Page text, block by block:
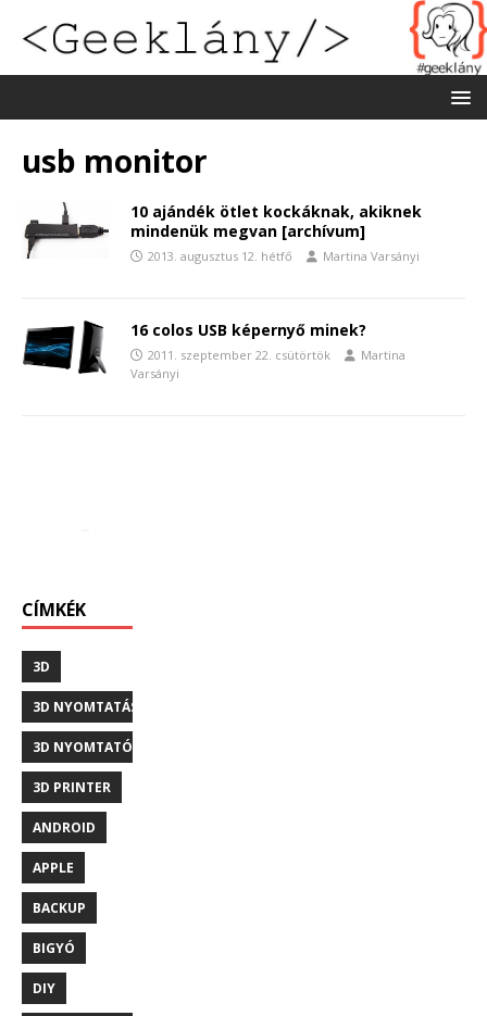
usb monitor
10 ajándék ötlet kockáknak, akiknek
mindenük megvan [archívum]
2013. augusztus 12. hétfő Martina Varsányi
16 colos USB képernyő minek?
2011. szeptember 22. csütörtök
Martina
Varsányi
CÍMKÉK
3D
3D NYOMTATÁS
3D NYOMTATÓ
3D PRINTER
ANDROID
APPLE
BACKUP
BIGYÓ
DIY